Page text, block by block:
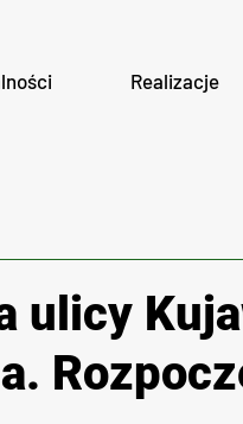
Realizacje
ulicy